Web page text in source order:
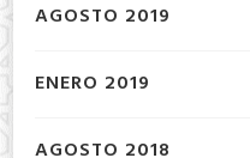
AGOSTO 2019
ENERO 2019
AGOSTO 2018